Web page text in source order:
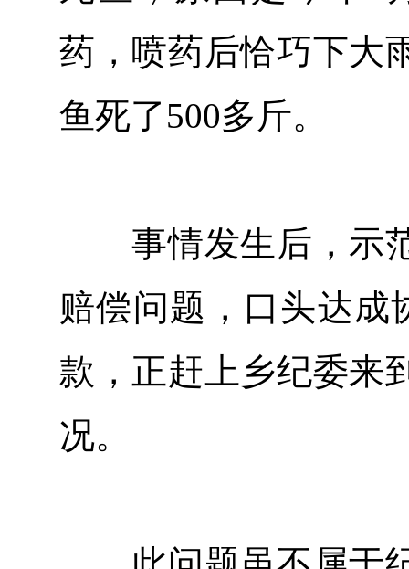
药，喷药后恰巧下大
鱼死了500多斤。
事情发生后，示范
赔偿问题，口头达成
款，正赶上乡纪委来
况。